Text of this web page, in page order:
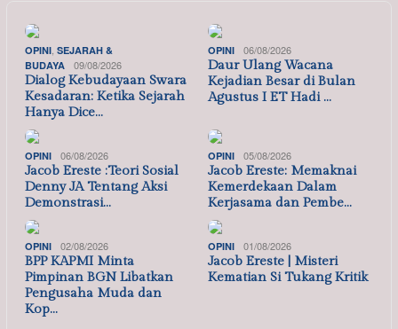
OPINI SEJARAH &
BUDAYA
09/08/2026
Dialog Kebudayaan Swara
Kesadaran: Ketika Sejarah
Hanya Dice…
OPINI 06/08/2026
Daur Ulang Wacana
Kejadian Besar di Bulan
Agustus I ET Hadi …
OPINI 06/08/2026
Jacob Ereste :Teori Sosial
Denny JA Tentang Aksi
Demonstrasi…
OPINI 05/08/2026
Jacob Ereste: Memaknai
Kemerdekaan Dalam
Kerjasama dan Pembe…
OPINI 02/08/2026
BPP KAPMI Minta
Pimpinan BGN Libatkan
Pengusaha Muda dan
Kop…
OPINI 01/08/2026
Jacob Ereste | Misteri
Kematian Si Tukang Kritik